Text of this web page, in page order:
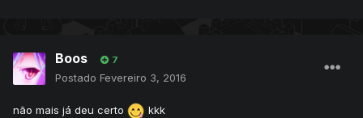
Boos 7
Postado Fevereiro 3, 2016
não mais já deu certo kkk